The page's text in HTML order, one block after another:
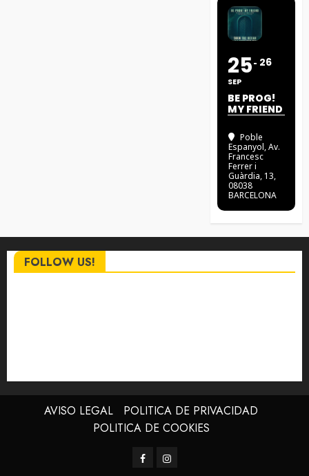
25
SEP
26
BE PROG!
MY FRIEND
Poble
Espanyol, Av.
Francesc
Ferrer i
Guàrdia, 13,
08038
BARCELONA
FOLLOW US!
AVISO LEGAL
POLITICA DE PRIVACIDAD
POLITICA DE COOKIES
FacebookInstagram